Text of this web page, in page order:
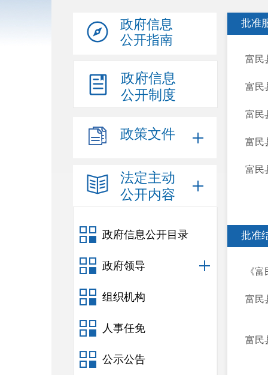
政府信息
公开指南
政府信息
公开制度
政策文件
法定主动
公开内容
政府信息公开目录
政府领导
组织机构
人事任免
公示公告
批准
富民
富民
富民
富民
富民
批准
《
富民
富民